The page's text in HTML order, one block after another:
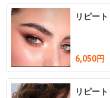
流行りだけじゃない “貴方
Or turquoise ｵﾙ ﾀｰｺｲｽﾞ
渋谷区上原2-43-7 モリグチ
08043513109
リピー
6,050円
リピー